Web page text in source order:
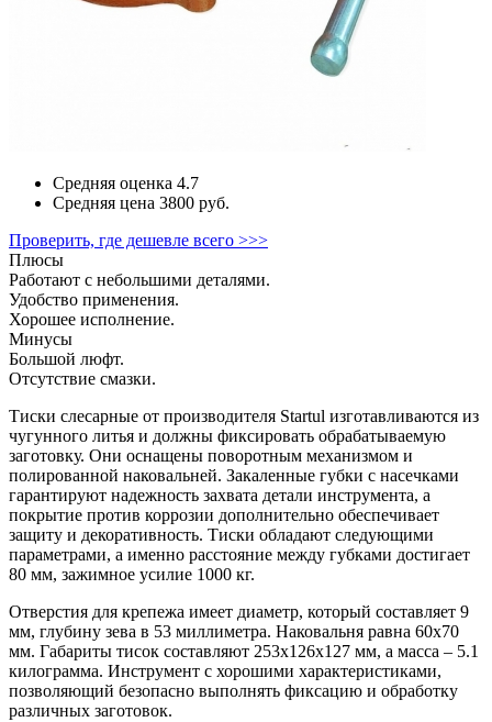
Средняя оценка 4.7
Средняя цена 3800 руб.
Проверить, где дешевле всего >>>
Плюсы
Работают с небольшими деталями.
Удобство применения.
Хорошее исполнение.
Минусы
Большой люфт.
Отсутствие смазки.
Тиски слесарные от производителя Startul изготавливаются из
чугунного литья и должны фиксировать обрабатываемую
заготовку. Они оснащены поворотным механизмом и
полированной наковальней. Закаленные губки с насечками
гарантируют надежность захвата детали инструмента, а
покрытие против коррозии дополнительно обеспечивает
защиту и декоративность. Тиски обладают следующими
параметрами, а именно расстояние между губками достигает
80 мм, зажимное усилие 1000 кг.
Отверстия для крепежа имеет диаметр, который составляет 9
мм, глубину зева в 53 миллиметра. Наковальня равна 60х70
мм. Габариты тисок составляют 253х126х127 мм, а масса – 5.1
килограмма. Инструмент с хорошими характеристиками,
позволяющий безопасно выполнять фиксацию и обработку
различных заготовок.